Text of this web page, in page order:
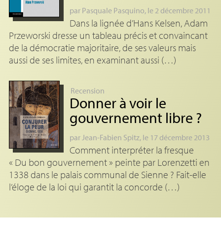
par Pasquale Pasquino, le 2 décembre 2011
Dans la lignée d’Hans Kelsen, Adam
Przeworski dresse un tableau précis et convaincant
de la démocratie majoritaire, de ses valeurs mais
aussi de ses limites, en examinant aussi (…)
Recension
Donner à voir le
gouvernement libre ?
par Jean-Fabien Spitz, le 17 décembre 2013
Comment interpréter la fresque
« Du bon gouvernement » peinte par Lorenzetti en
1338 dans le palais communal de Sienne ? Fait-elle
l’éloge de la loi qui garantit la concorde (…)